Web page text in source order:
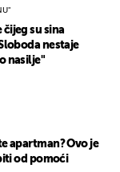
čijeg su sina
nestaje
nasilje"
apartman? Ovo je
od pomoći